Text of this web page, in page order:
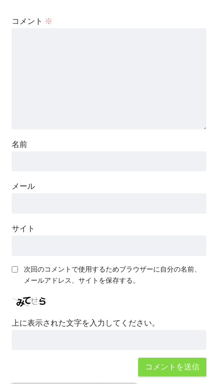
コメント ※
名前
メール
サイト
次回のコメントで使用するためブラウザーに自分の名前、
メールアドレス、サイトを保存する。
上に表示された文字を入力してください。